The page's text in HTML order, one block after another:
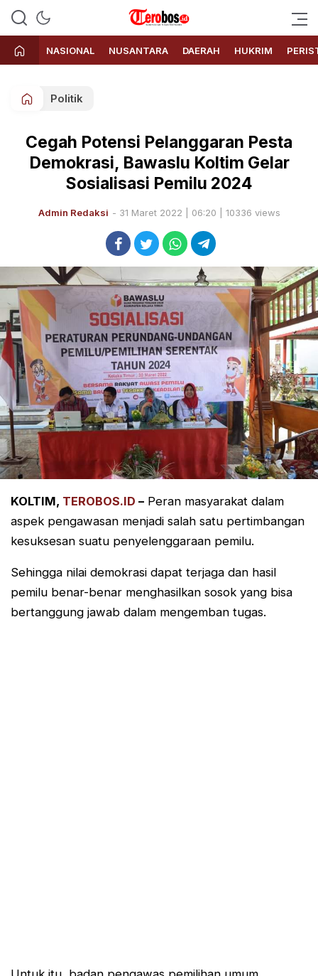
Terobos.id – Kabar terkini dari
Indonesia
Media siber yang menyajikan
berita terbaru dan kabar terkini
dari Indonesia untuk dunia
NASIONAL NUSANTARA DAERAH HUKRIM
Politik
Cegah Potensi Pelanggaran Pesta
Demokrasi, Bawaslu Koltim Gelar
Sosialisasi Pemilu 2024
Admin Redaksi - 31 Maret 2022 | 06:20 | 10336 views
KOLTIM, TEROBOS.ID – Peran masyarakat dalam
aspek pengawasan menjadi salah satu pertimbangan
kesuksesan suatu penyelenggaraan pemilu.
Sehingga nilai demokrasi dapat terjaga dan hasil
pemilu benar-benar menghasilkan sosok yang bisa
bertanggung jawab dalam mengemban tugas.